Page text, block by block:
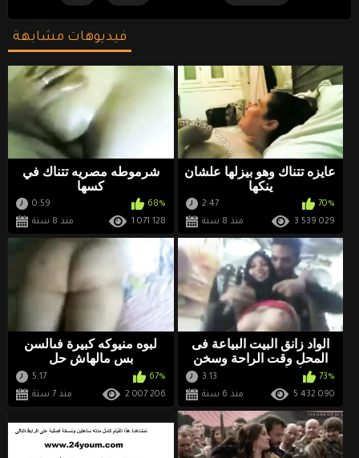
فيديوهات مشابهة
شرموطه مصريه تتناك في
كسها
0:59
68%
منذ 8 سنة
1 071 128
عايزه تتناك وهو بيزلها علشان
ينكها
2:47
70%
منذ 8 سنة
3 539 029
لبوه منيوكه كبيرة فىالسن
بس مالهاش حل
5:17
67%
منذ 7 سنة
2 007 206
الواد زانق البيت البياعة فى
المحل وقت الراحة وسخن
عليها تقفيش وبوس3:13
73%
منذ 6 سنة
5 432 090